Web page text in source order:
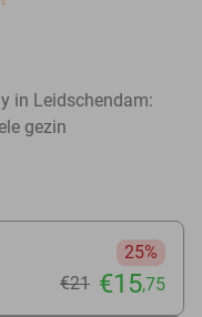
in Leidschendam:
gezin
25%
€21 €15,75